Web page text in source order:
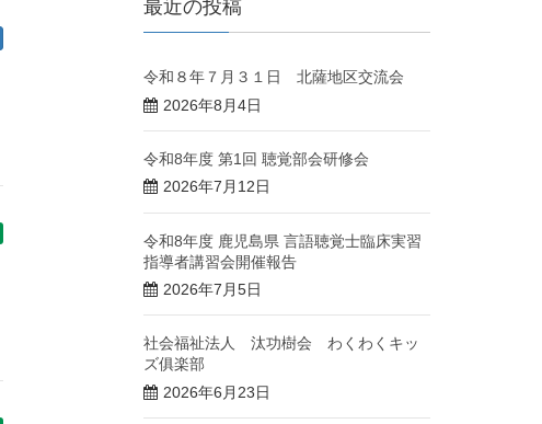
最近の投稿
令和８年７月３１日 北薩地区交流会
2026年8月4日
令和8年度 第1回 聴覚部会研修会
2026年7月12日
令和8年度 鹿児島県 言語聴覚士臨床実習
指導者講習会開催報告
2026年7月5日
社会福祉法人 汰功樹会 わくわくキッ
ズ俱楽部
2026年6月23日